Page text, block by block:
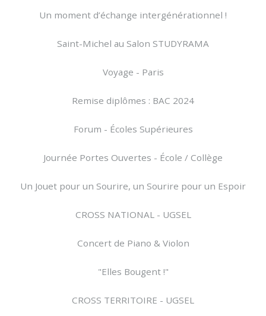
Un moment d’échange intergénérationnel !
Saint-Michel au Salon STUDYRAMA
Voyage - Paris
Remise diplômes : BAC 2024
Forum - Écoles Supérieures
Journée Portes Ouvertes - École / Collège
Un Jouet pour un Sourire, un Sourire pour un Espoir
CROSS NATIONAL - UGSEL
Concert de Piano & Violon
"Elles Bougent !"
CROSS TERRITOIRE - UGSEL